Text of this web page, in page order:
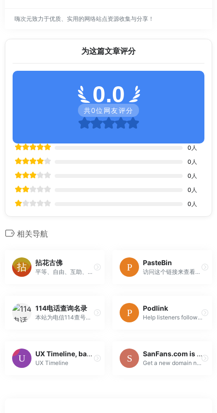
嗨次元致力于优质、实用的网络站点资源收集与分享！
为这篇文章评分
0.0
共0位网友评分
0 人
0 人
0 人
0 人
0 人
相关导航
拈花古佛
平等、自由、互助、共享
PasteBin
访问这个链接来查看该笔记。 将这个URL发送给任何人即可允许其访问该笔记。
114电话查询名录
本站为电信114查号台的电话查询名录，包含全国各地400多万企事业单位的详细信息，包括：名称、地区、地址、邮编、电话、类型、产品等，可以通过地区、类型、区号等多种方式检索。
Podlink
Help listeners follow your show wherever they get their podcasts.
UX Timeline, back to the past!
UX Timeline
SanFans.com is for sale | HugeDomains
Get a new domain name for your startup. Quick and professional service. Seamless domain transfers.